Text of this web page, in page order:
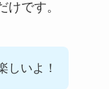
です。
しいよ！